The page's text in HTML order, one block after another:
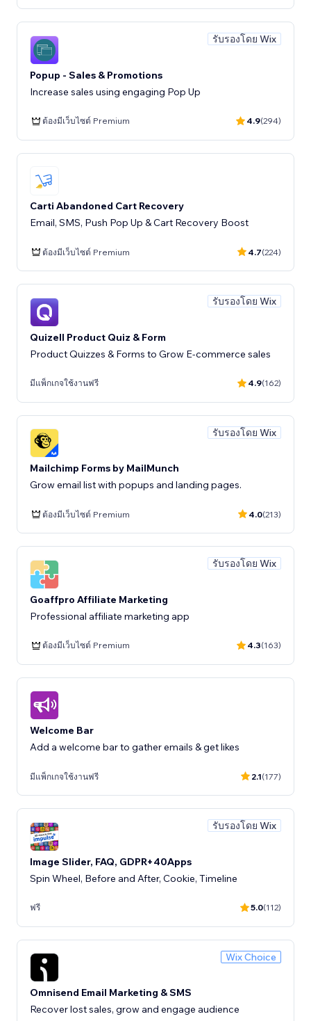
รับรองโดย Wix
Popup - Sales & Promotions
Increase sales using engaging Pop Up
ต้องมีเว็บไซต์ Premium 4.9(294)
Carti Abandoned Cart Recovery
Email, SMS, Push Pop Up & Cart Recovery Boost
ต้องมีเว็บไซต์ Premium 4.7(224)
รับรองโดย Wix
Quizell Product Quiz & Form
Product Quizzes & Forms to Grow E-commerce sales
มีแพ็กเกจใช้งานฟรี 4.9(162)
รับรองโดย Wix
Mailchimp Forms by MailMunch
Grow email list with popups and landing pages.
ต้องมีเว็บไซต์ Premium 4.0(213)
รับรองโดย Wix
Goaffpro Affiliate Marketing
Professional affiliate marketing app
ต้องมีเว็บไซต์ Premium 4.3(163)
Welcome Bar
Add a welcome bar to gather emails & get likes
มีแพ็กเกจใช้งานฟรี 2.1(177)
รับรองโดย Wix
Image Slider, FAQ, GDPR+40Apps
Spin Wheel, Before and After, Cookie, Timeline
ฟรี 5.0(112)
Wix Choice
Omnisend Email Marketing & SMS
Recover lost sales, grow and engage audience